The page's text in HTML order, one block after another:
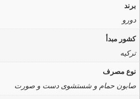
برند
دورو
کشور مبدأ
ترکیه
نوع مصرف
صابون حمام و شستشوی دست و صورت